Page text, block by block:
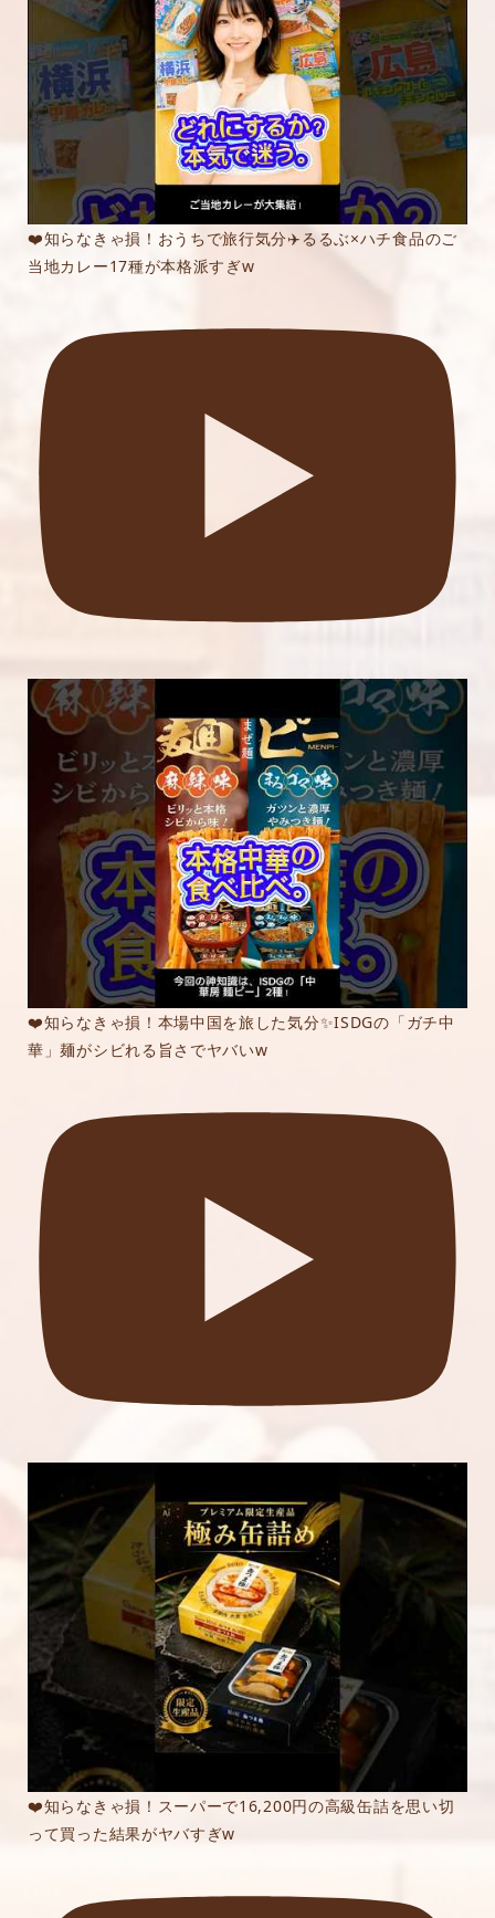
❤️知らなきゃ損！おうちで旅行気分✈️るるぶ×ハチ食品のご
当地カレー17種が本格派すぎw
❤️知らなきゃ損！本場中国を旅した気分✨ISDGの「ガチ中
華」麺がシビれる旨さでヤバいw
❤️知らなきゃ損！スーパーで16,200円の高級缶詰を思い切
って買った結果がヤバすぎw